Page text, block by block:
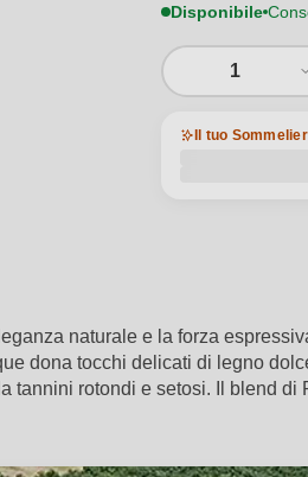
Disponibile
1
Il tuo
naturale e la forza
dona tocchi delicati di legno
tannini rotondi e setosi. Il blend